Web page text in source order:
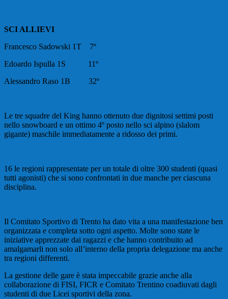
SCI ALLIEVI
Francesco Sadowski 1T
7º
Edoardo Ispulla 1S
11º
Alessandro Raso 1B
32º
Le tre squadre del King hanno ottenuto due dignitosi settimi posti
nello snowboard e un ottimo 4º posto nello sci alpino (slalom
gigante) maschile immediatamente a ridosso dei primi.
16 le regioni rappresentate per un totale di oltre 300 studenti (quasi
tutti agonisti) che si sono confrontati in due manche per ciascuna
disciplina.
Il Comitato Sportivo di Trento ha dato vita a una manifestazione ben
organizzata e completa sotto ogni aspetto. Molte sono state le
iniziative apprezzate dai ragazzi e che hanno contribuito ad
amalgamarli non solo all’interno della propria delegazione ma anche
tra regioni differenti.
La gestione delle gare è stata impeccabile grazie anche alla
collaborazione di FISI, FICR e Comitato Trentino coadiuvati dagli
studenti di due Licei sportivi della zona.